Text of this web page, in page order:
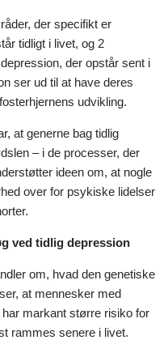
der specifikt er
tidligt i livet, og 2
der opstår sent i
ser ud til at have deres
udvikling.
at generne bag tidlig
– i de processer, der
ideen om, at nogle
over for psykiske lidelser
ved tidlig depression
om, hvad den genetiske
at mennesker med
markant større risiko for
rammes senere i livet.